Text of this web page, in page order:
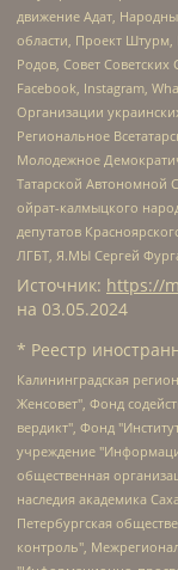
движение Адат,
области, Проект Штурм,
Родов, Совет
Facebook, Instagram,
Организации
Региональное
Молодежное
Татарской Автономной
ойрат-калмыцкого
депутатов
ЛГБТ, Я.МЫ Сергей
Источник: https://
на 03.05.2024
* Реестр
Калининградская региональная общественная организация "Экозащита!-Женсовет", Фонд содействия защите прав и свобод граждан "Общественный вердикт", Фонд "Институт Развития Свободы Информации", Частное учреждение "Информационное агентство МЕМО. РУ", Региональная общественная организация "Общественная комиссия по сохранению наследия академика Сахарова", Фонд поддержки свободы прессы, Санкт-Петербургская общественная правозащитная организация "Гражданский контроль", Межрегиональная общественная организация "Информационно-просветительский центр "Мемориал", Региональный Фонд "Центр Защиты Прав Средств Массовой Информации", с 05.12.2023 Фонд "Центр Защиты Прав Средств массовой информации", Региональная общественная благотворительная организация помощи беженцам и мигрантам "Гражданское содействие", Негосударственное образовательное учреждение дополнительного профессионального образования (повышение квалификации) специалистов "АКАДЕМИЯ ПО ПРАВАМ ЧЕЛОВЕКА", Свердловская региональная общественная организация "Сутяжник", Автономная некоммерческая организация "Центр независимых социологических исследований", Союз общественных объединений "Российский исследовательский центр по правам человека", Региональное общественное учреждение научно-информационный центр "МЕМОРИАЛ", Некоммерческая организация "Фонд защиты гласности", Автономная некоммерческая организация "Институт прав человека", Городская общественная организация "Екатеринбургское общество "МЕМОРИАЛ", Городская общественная организация "Рязанское историко-просветительское и правозащитное общество "Мемориал" (Рязанский Мемориал), Челябинский региональный орган общественной самодеятельности – женское общественное объединение "Женщины Евразии", Челябинский региональный орган общественной самодеятельности "Уральская правозащитная группа", Фонд содействия защите здоровья и социальной справедливости имени Андрея Рылькова, Автономная Некоммерческая Организация "Аналитический Центр Юрия Левады", Автономная некоммерческая организация социальной поддержки населения "Проект Апрель", Региональная общественная организация помощи женщинам и детям, находящимся в кризисной ситуации "Информационно-методический центр "Анна", Фонд содействия развитию массовых коммуникаций и правовому просвещению "Так-так-Так", Фонд содействия устойчивому развитию "Серебряная тайга", Свердловский региональный общественный фонд социальных проектов "Новое время", "Idel.Реалии", Кавказ.Реалии, Крым.Реалии, Телеканал Настоящее Время, Татаро-башкирская служба Радио Свобода (Azatliq Radiosi), Радио Свободная Европа/Радио Свобода (PCE/PC), "Сибирь.Реалии", "Фактограф", Благотворительный фонд помощи осужденным и их семьям, Автономная некоммерческая организация "Институт глобализации и социальных движений", Фонд "В защиту прав заключенных", Частное учреждение "Центр поддержки и содействия развитию средств массовой информации", Пензенский региональный общественный благотворительный фонд "Гражданский союз", "Север.Реалии", Некоммерческая организация Фонд "Правовая инициатива", Общество с ограниченной ответственностью "Радио Свободная Европа/Радио Свобода", Чешское информационное агентство "MEDIUM-ORIENT", Красноярская региональная общественная организация "Мы